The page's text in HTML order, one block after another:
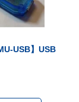
USB】USB